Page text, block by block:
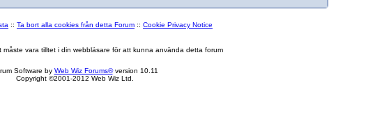
:: Ta bort alla cookies från detta Forum :: Cookie Privacy Notice
måste vara tilltet i din webbläsare för att kunna använda detta forum
Software by Web Wiz Forums®version 10.11
Copyright ©2001-2012 Web Wiz Ltd.